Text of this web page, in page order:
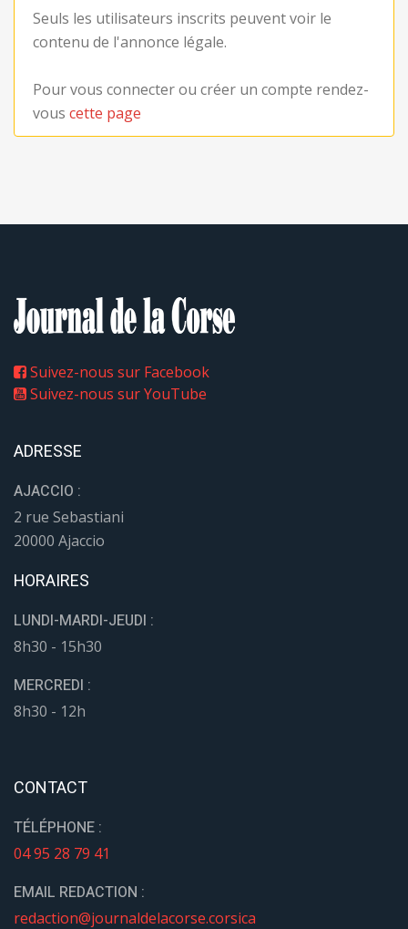
Seuls les utilisateurs inscrits peuvent voir le
contenu de l'annonce légale.
Pour vous connecter ou créer un compte rendez-
vous cette page
Suivez-nous sur Facebook
Suivez-nous sur YouTube
ADRESSE
AJACCIO :
2 rue Sebastiani
20000 Ajaccio
HORAIRES
LUNDI-MARDI-JEUDI :
8h30 - 15h30
MERCREDI :
8h30 - 12h
CONTACT
TÉLÉPHONE :
04 95 28 79 41
EMAIL REDACTION :
redaction@journaldelacorse.corsica